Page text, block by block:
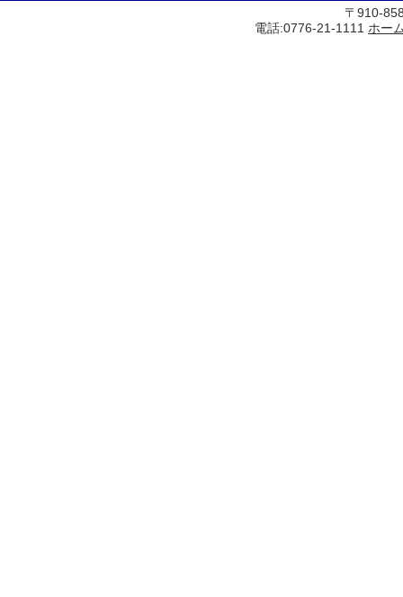
〒910-
電話:0776-21-1111 ホー